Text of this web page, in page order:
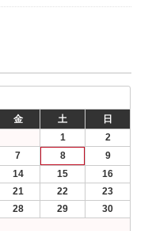
金 土 日
1
2
7 8
9
14 15
16
21 22
23
28 29
30